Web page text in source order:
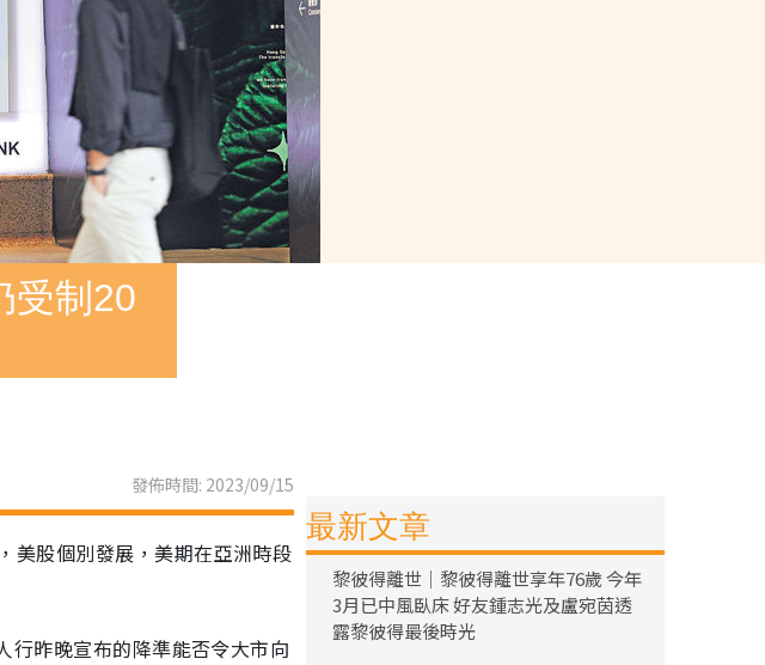
受制20
發佈時間: 2023/09/15
美股個別發展，美期在亞洲時段
行昨晚宣布的降準能否令大市向
最新文章
黎彼得離世｜黎彼得離世享年76歲 今年
3月已中風臥床 好友鍾志光及盧宛茵透
露黎彼得最後時光